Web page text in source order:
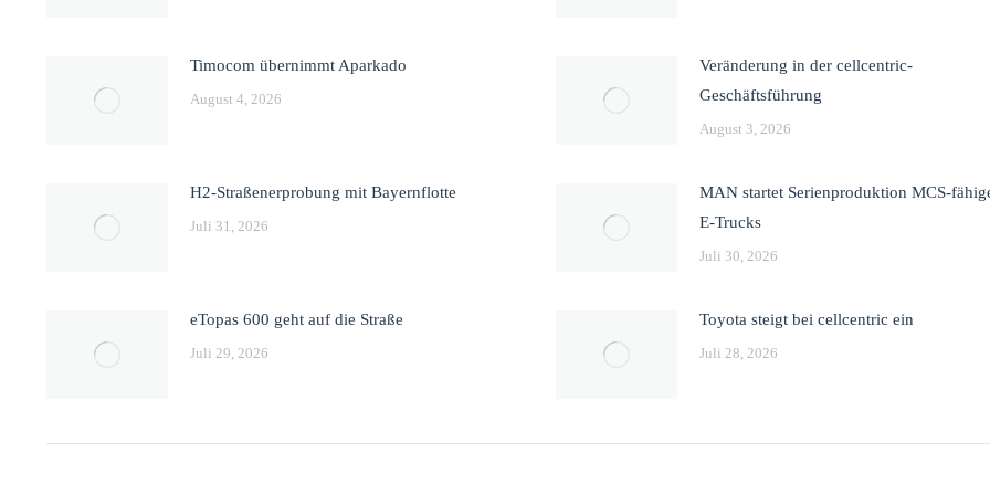
Timocom übernimmt Aparkado
August 4, 2026
Veränderung in der cellcentric-
Geschäftsführung
August 3, 2026
H2-Straßenerprobung mit Bayernflotte
Juli 31, 2026
MAN startet Serienproduktion MCS-
E-Trucks
Juli 30, 2026
eTopas 600 geht auf die Straße
Juli 29, 2026
Toyota steigt bei cellcentric ein
Juli 28, 2026